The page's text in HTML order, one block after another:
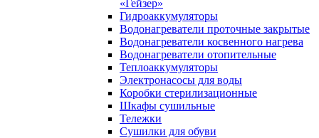
«Гейзер»
Гидроаккумуляторы
Водонагреватели проточные закрытые
Водонагреватели косвенного нагрева
Водонагреватели отопительные
Теплоаккумуляторы
Электронасосы для воды
Коробки стерилизационные
Шкафы сушильные
Тележки
Сушилки для обуви